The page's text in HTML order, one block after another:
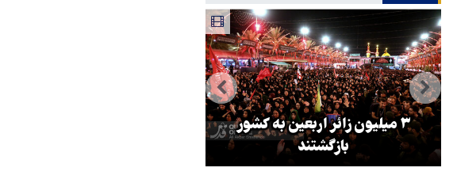
۳ میلیون زائر اربعین به کشور
بازگشتند